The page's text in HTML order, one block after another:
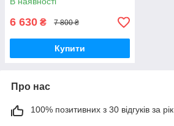
6 630 ₴ 7 800 ₴
Купити
Про нас
100% позитивних з 30 відгуків за рік